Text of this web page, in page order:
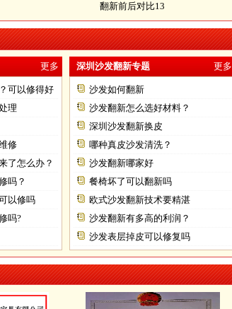
翻新前后对比13
更多
可以修得好
理
修
了怎么办？
吗？
以修吗
吗?
深圳沙发翻新专题 更多
沙发如何翻新
沙发翻新怎么选好材料？
深圳沙发翻新换皮
哪种真皮沙发清洗？
沙发翻新哪家好
餐椅坏了可以翻新吗
欧式沙发翻新技术要精湛
沙发翻新有多高的利润？
沙发表层掉皮可以修复吗